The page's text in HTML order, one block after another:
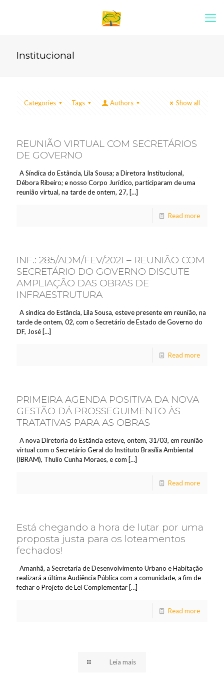
Institucional
Categories Tags Authors Show all
REUNIÃO VIRTUAL COM SECRETÁRIOS
DE GOVERNO
A Síndica do Estância, Lila Sousa; a Diretora Institucional,
Débora Ribeiro; e nosso Corpo Jurídico, participaram de uma
reunião virtual, na tarde de ontem, 27, […]
Read more
INF.: 285/ADM/FEV/2021 – REUNIÃO COM
SECRETÁRIO DO GOVERNO DISCUTE
AMPLIAÇÃO DAS OBRAS DE
INFRAESTRUTURA
A síndica do Estância, Lila Sousa, esteve presente em reunião, na
tarde de ontem, 02, com o Secretário de Estado de Governo do
DF, José […]
Read more
PRIMEIRA AGENDA POSITIVA DA NOVA
GESTÃO DÁ PROSSEGUIMENTO ÀS
TRATATIVAS PARA AS OBRAS
A nova Diretoria do Estância esteve, ontem, 31/03, em reunião
virtual com o Secretário Geral do Instituto Brasília Ambiental
(IBRAM), Thulio Cunha Moraes, e com […]
Read more
Está chegando a hora de lutar por uma
proposta justa para os loteamentos
fechados!
Amanhã, a Secretaria de Desenvolvimento Urbano e Habitação
realizará a última Audiência Pública com a comunidade, a fim de
fechar o Projeto de Lei Complementar […]
Read more
Leia mais